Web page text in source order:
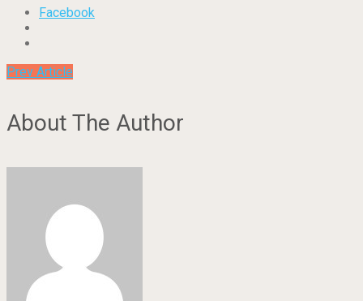
Facebook
Prev Article
About The Author